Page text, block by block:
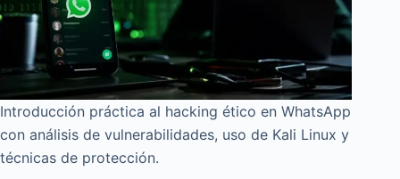
Introducción práctica al hacking ético en WhatsApp
con análisis de vulnerabilidades, uso de Kali Linux y
técnicas de protección.